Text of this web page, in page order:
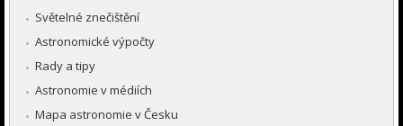
Světelné znečištění
Astronomické výpočty
Rady a tipy
Astronomie v médiích
Mapa astronomie v Česku